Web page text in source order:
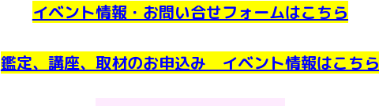
イベント情報・お問い合せフォームはこちら
鑑定、講座、取材のお申込み イベント情報はこちら